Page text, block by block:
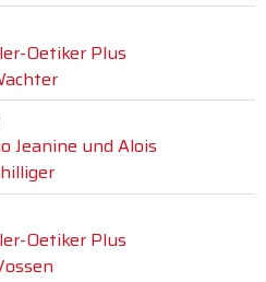
Oetiker Plus
Jeanine und Alois
Oetiker Plus